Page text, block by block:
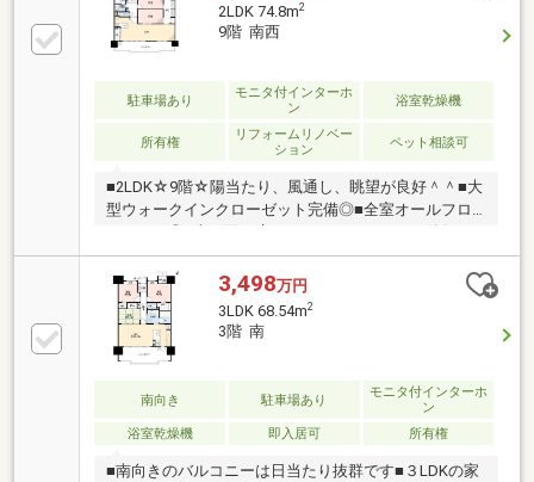
2LDK 74.8m2
9階 南西
駐車場あり
モニタ付インターホ
ン
浴室乾燥機
所有権
リフォームリノベー
ション
ペット相談可
■2LDK☆9階☆陽当たり、風通し、眺望が良好＾＾■大
型ウォークインクローゼット完備◎■全室オールフロ
スーパー、コンビニ、ドラッグストア⇒徒歩12分圏内
＾＾■駐車場縦列2台承継可◎◇照葉小学校：徒歩約14
分◇照葉中学校：徒歩約14分☆年間1600件の相談実績
☆頭金0円可能！月々の返済がご不安な方！もっと良
い条件を引き出したい方！すでにお借入のある方！な
ど、住宅ローンのお悩みをこれまでにたくさんお受け
してきました＾＾お客様に合った最適な金融機関のご
提案や、将来を見越した無理のないご返済プランの作
成もしています！ぜひ一度ご相談下さい＾＾
3,498万円
3LDK 68.54m2
3階 南
南向き 駐車場あり
モニタ付インターホ
ン
浴室乾燥機
即入居可 所有権
■南向きのバルコニーは日当たり抜群です■３LDKの家